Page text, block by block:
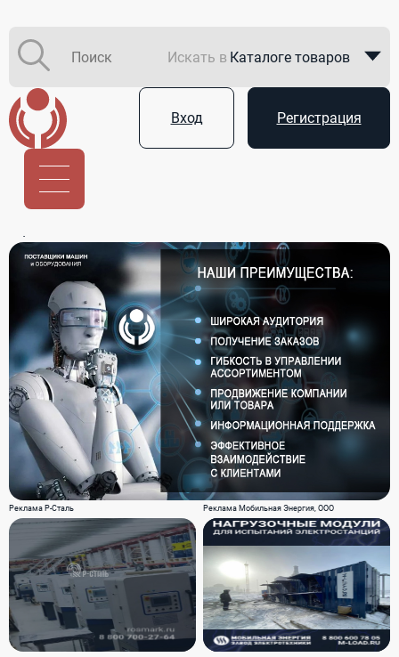
Искать в Каталоге товаров
Вход Регистрация
Реклама Р-Сталь Реклама Мобильная Энергия, ООО